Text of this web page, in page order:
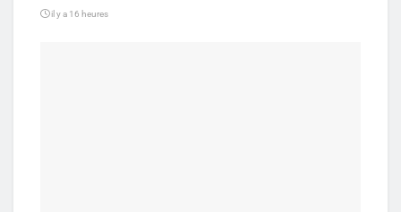
il y a 16 heures